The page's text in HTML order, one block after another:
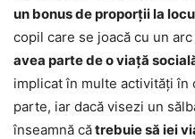
un bonus de proporții la
copil care se joacă cu un
avea parte de o viață
implicat în multe activități în
parte, iar dacă visezi un
înseamnă cătrebuie să iei